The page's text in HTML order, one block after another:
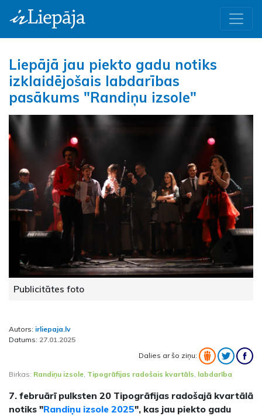
Liepājā jau piekto gadu notiks
izklaidējošais labdarības
pasākums "Randiņu izsole"
Publicitātes foto
Autors: irliepaja.lv
Datums: 27.01.2025
Dalies ar šo ziņu:
Birkas: Randiņu izsole, Tipogrāfijas radošais kvartāls, labdarība
7. februārī pulksten 20 Tipogrāfijas radošajā kvartālā
notiks "Randiņu izsole 2025", kas jau piekto gadu